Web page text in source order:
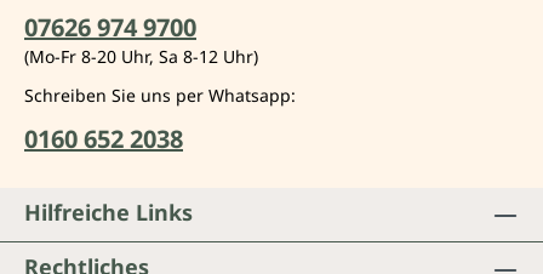
07626 974 9700
(Mo-Fr 8-20 Uhr, Sa 8-12 Uhr)
Schreiben Sie uns per Whatsapp:
0160 652 2038
Hilfreiche Links
Rechtliches